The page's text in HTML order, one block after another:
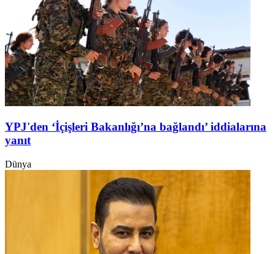
YPJ'den ‘İçişleri Bakanlığı’na bağlandı’ iddialarına
yanıt
Dünya